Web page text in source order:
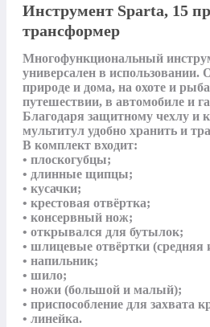
Инструмент Sparta, 15
трансформер
Многофункциональный
универсален в использовании.
природе и дома, на охоте и
путешествии, в автомобиле и
Благодаря защитному чехлу и
мультитул удобно хранить и
В комплект входит:
• плоскогубцы;
• длинные щипцы;
• кусачки;
• крестовая отвёртка;
• консервный нож;
• открывался для бутылок;
• шлицевые отвёртки (средняя
• напильник;
• шило;
• ножи (большой и малый);
• приспособление для захвата
• линейка.